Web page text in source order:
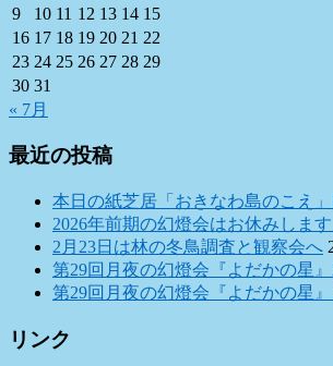
9
10 11 12 13 14 15
16 17 18 19 20 21 22
23 24 25 26 27 28 29
30 31
« 7月
最近の投稿
本日の紙芝居「おきなわ島のこえ」
2026年前期の幻燈会はお休みしま
2月23日は林の冬鳥調査と観察会へ
第29回月夜の幻燈会『よだかの星』
第29回月夜の幻燈会『よだかの星
リンク